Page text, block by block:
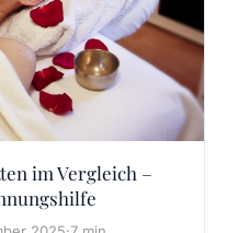
im Vergleich –